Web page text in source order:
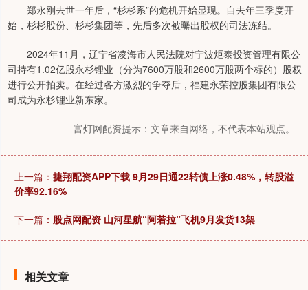
郑永刚去世一年后，“杉杉系”的危机开始显现。自去年三季度开
始，杉杉股份、杉杉集团等，先后多次被曝出股权的司法冻结。
2024年11月，辽宁省凌海市人民法院对宁波炬泰投资管理有限公
司持有1.02亿股永杉锂业（分为7600万股和2600万股两个标的）股权
进行公开拍卖。在经过各方激烈的争夺后，福建永荣控股集团有限公
司成为永杉锂业新东家。
富灯网配资提示：文章来自网络，不代表本站观点。
上一篇： 捷翔配资APP下载 9月29日通22转债上涨0.48%，转股溢
价率92.16%
下一篇： 股点网配资 山河星航“阿若拉”飞机9月发货13架
相关文章